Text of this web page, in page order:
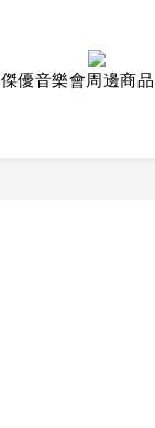
傑優音樂會周邊商品